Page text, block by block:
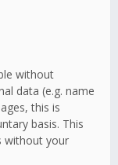
without
data (e.g. name
this is
basis. This
without your